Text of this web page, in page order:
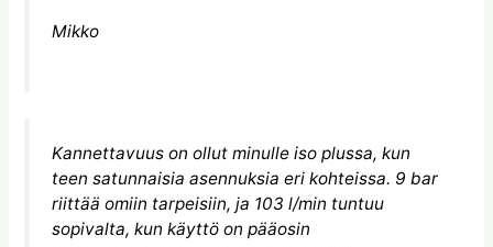
Mikko
Kannettavuus on ollut minulle iso plussa, kun
teen satunnaisia asennuksia eri kohteissa. 9 bar
riittää omiin tarpeisiin, ja 103 l/min tuntuu
sopivalta, kun käyttö on pääosin